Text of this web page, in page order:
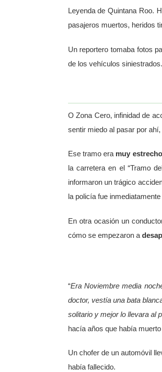
Leyenda de Quintana Roo.
pasajeros muertos, heridos
Un reportero tomaba fotos
de los vehículos siniestrados.
O Zona Cero, infinidad de
sentir miedo al pasar por
Ese tramo eramuy
la carretera en el “Tramo
informaron un trágico
la policía fue
En otra ocasión un
cómo se empezaron a
“Era Noviembre media
doctor, vestía una bata
solitario y mejor lo llevara al
hacía años que había
Un chofer de un automóvil
había fallecido.